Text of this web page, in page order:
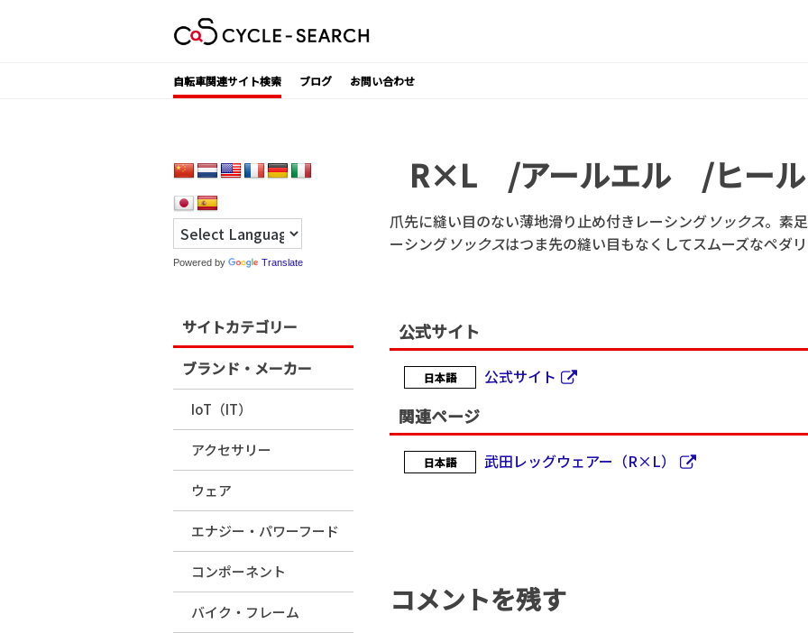
自転車関連サイト検索 ブログ お問い合わせ
R×L /アールエル /ヒール
爪先に縫い目のない薄地滑り止め付きレーシングソックス。素
ーシングソックスはつま先の縫い目もなくしてスムーズなペダ
公式サイト
日本語 公式サイト
関連ページ
日本語 武田レッグウェアー（R×L）
コメントを残す
Powered by Translate
サイトカテゴリー
ブランド・メーカー
IoT（IT）
アクセサリー
ウェア
エナジー・パワーフード
コンポーネント
バイク・フレーム